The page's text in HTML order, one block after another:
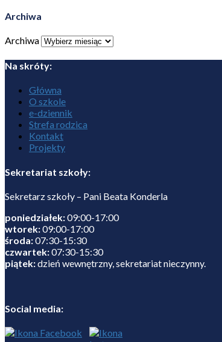
Archiwa
Archiwa
Na skróty:
Główna
O szkole
e-dziennik
Strefa rodzica
Kontakt
Projekty
Sekretariat szkoły:
Sekretarz szkoły – Pani Beata Konderla
poniedziałek:09:00-17:00
wtorek:09:00-17:00
środa:07:30-15:30
czwartek:07:30-15:30
piątek:dzień wewnętrzny, sekretariat nieczynny.
Social media: